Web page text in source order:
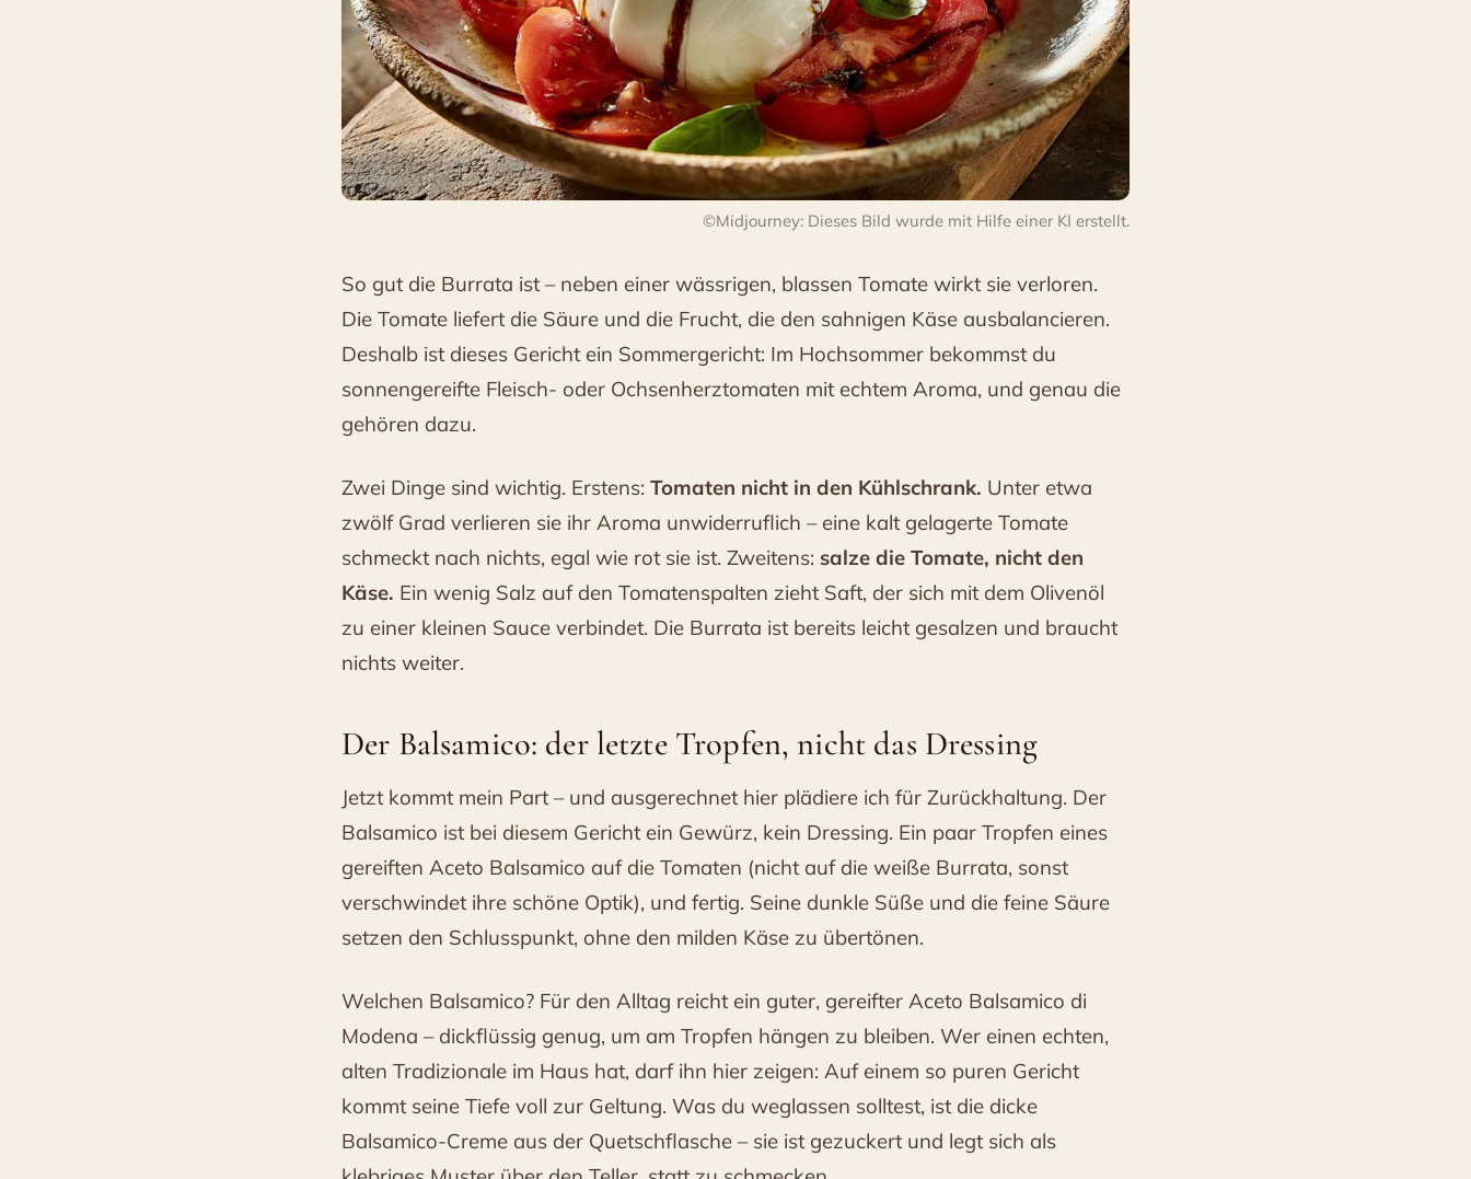
©Midjourney: Dieses Bild wurde mit Hilfe einer KI erstellt.
So gut die Burrata ist – neben einer wässrigen, blassen Tomate wirkt sie verloren.
Die Tomate liefert die Säure und die Frucht, die den sahnigen Käse ausbalancieren.
Deshalb ist dieses Gericht ein Sommergericht: Im Hochsommer bekommst du
sonnengereifte Fleisch- oder Ochsenherztomaten mit echtem Aroma, und genau die
gehören dazu.
Zwei Dinge sind wichtig. Erstens: Tomaten nicht in den Kühlschrank. Unter etwa
zwölf Grad verlieren sie ihr Aroma unwiderruflich – eine kalt gelagerte Tomate
schmeckt nach nichts, egal wie rot sie ist. Zweitens: salze die Tomate, nicht den
Käse. Ein wenig Salz auf den Tomatenspalten zieht Saft, der sich mit dem Olivenöl
zu einer kleinen Sauce verbindet. Die Burrata ist bereits leicht gesalzen und braucht
nichts weiter.
Der Balsamico: der letzte Tropfen, nicht das Dressing
Jetzt kommt mein Part – und ausgerechnet hier plädiere ich für Zurückhaltung. Der
Balsamico ist bei diesem Gericht ein Gewürz, kein Dressing. Ein paar Tropfen eines
gereiften Aceto Balsamico auf die Tomaten (nicht auf die weiße Burrata, sonst
verschwindet ihre schöne Optik), und fertig. Seine dunkle Süße und die feine Säure
setzen den Schlusspunkt, ohne den milden Käse zu übertönen.
Welchen Balsamico? Für den Alltag reicht ein guter, gereifter Aceto Balsamico di
Modena – dickflüssig genug, um am Tropfen hängen zu bleiben. Wer einen echten,
alten Tradizionale im Haus hat, darf ihn hier zeigen: Auf einem so puren Gericht
kommt seine Tiefe voll zur Geltung. Was du weglassen solltest, ist die dicke
Balsamico-Creme aus der Quetschflasche – sie ist gezuckert und legt sich als